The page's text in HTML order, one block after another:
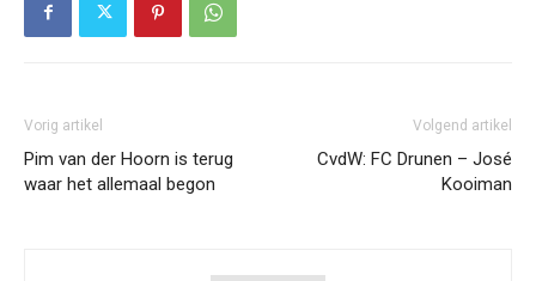
Vorig artikel
Pim van der Hoorn is terug
waar het allemaal begon
Volgend artikel
CvdW: FC Drunen – José
Kooiman